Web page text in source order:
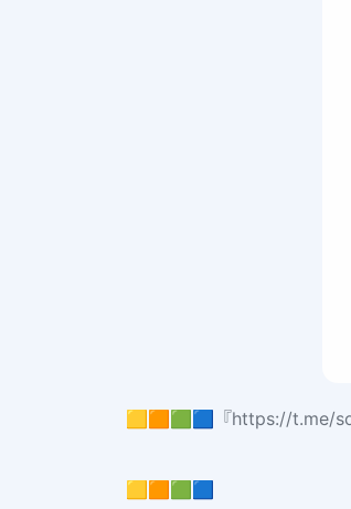
🟨🟧🟩🟦『https://t.me/
🟨🟧🟩🟦